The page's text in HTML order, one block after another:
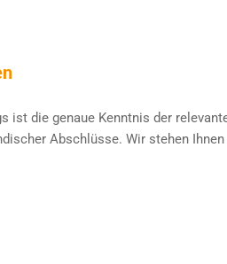
die genaue Kenntnis der
Abschlüsse. Wir stehen